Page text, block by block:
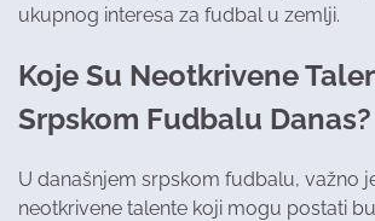
ukupnog interesa za fudbal u zemlji.
Koje Su Neotkrivene
Srpskom Fudbalu Danas?
U današnjem srpskom fudbalu, važno
neotkrivene talente koji mogu postati